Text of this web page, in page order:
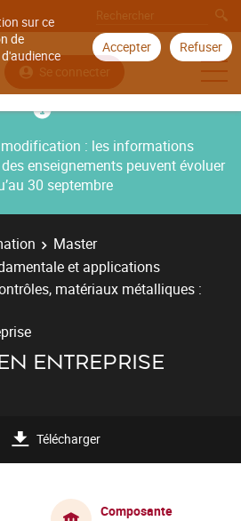
sur ce
de
Accepter Refuser
Se connecter
: les informations
enseignements peuvent évoluer
30 septembre
Master
et applications
matériaux métalliques :
ENTREPRISE
Télécharger
Composante